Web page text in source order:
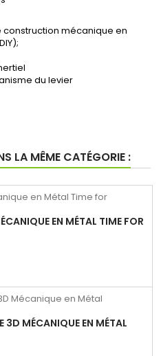
mécanique en
du levier
LA MÊME CATÉGORIE :
EN MÉTAL TIME FOR
3D MÉCANIQUE EN MÉTAL